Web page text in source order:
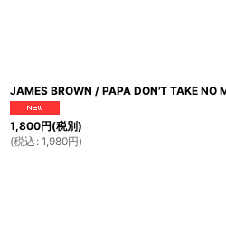
JAMES BROWN / PAPA DON'T TAKE NO
1,800円(税別)
(税込 : 1,980円)